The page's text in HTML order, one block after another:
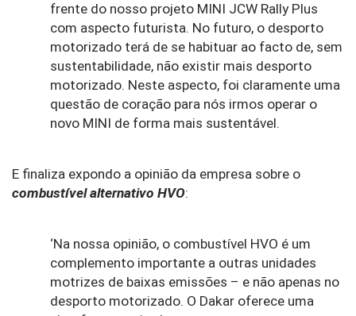
frente do nosso projeto MINI JCW Rally Plus
com aspecto futurista. No futuro, o desporto
motorizado terá de se habituar ao facto de, sem
sustentabilidade, não existir mais desporto
motorizado. Neste aspecto, foi claramente uma
questão de coração para nós irmos operar o
novo MINI de forma mais sustentável.
combustível alternativo HVO:
‘Na nossa opinião, o combustível HVO é um
complemento importante a outras unidades
motrizes de baixas emissões – e não apenas no
desporto motorizado. O Dakar oferece uma